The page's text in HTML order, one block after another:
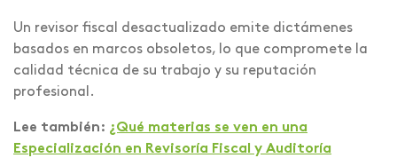
Un revisor fiscal desactualizado emite dictámenes
basados en marcos obsoletos, lo que compromete la
calidad técnica de su trabajo y su reputación
profesional.
Lee también: ¿Qué materias se ven en una
Especialización en Revisoría Fiscal y Auditoría